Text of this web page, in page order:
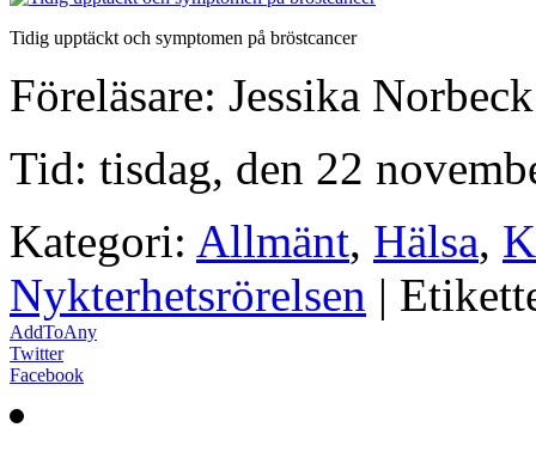
Tidig upptäckt och symptomen på bröstcancer
Föreläsare: Jessika Norbeck
Tid: tisdag, den 22
Kategori: Allmänt, Hälsa,
Nykterhetsrörelsen |
AddToAny
Twitter
Facebook